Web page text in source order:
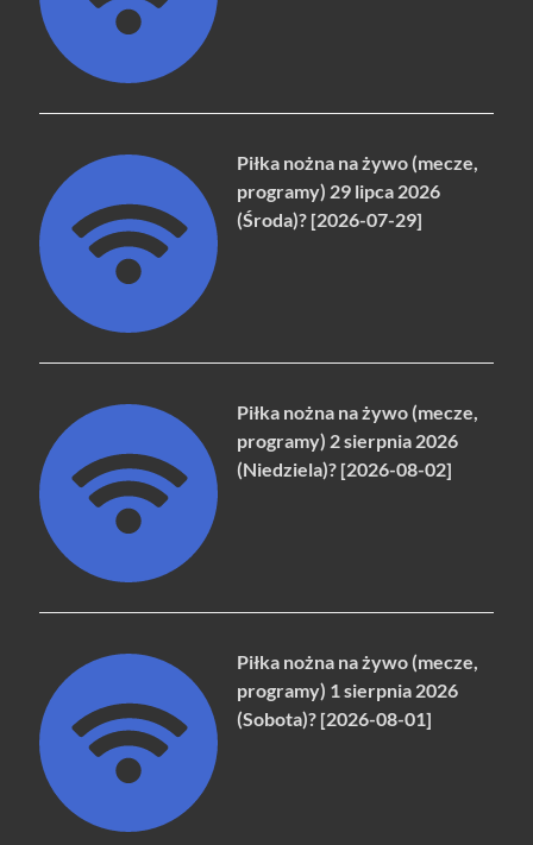
Piłka nożna na żywo (mecze,
programy) 29 lipca 2026
(Środa)? [2026-07-29]
Piłka nożna na żywo (mecze,
programy) 2 sierpnia 2026
(Niedziela)? [2026-08-02]
Piłka nożna na żywo (mecze,
programy) 1 sierpnia 2026
(Sobota)? [2026-08-01]